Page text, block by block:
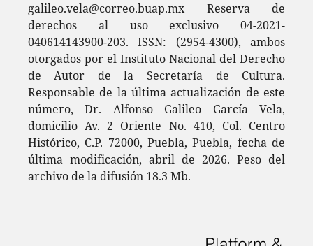
galileo.vela@correo.buap.mx Reserva de
derechos al uso exclusivo 04-2021-
040614143900-203. ISSN: (2954-4300), ambos
otorgados por el Instituto Nacional del Derecho
de Autor de la Secretaría de Cultura.
Responsable de la última actualización de este
número, Dr. Alfonso Galileo García Vela,
domicilio Av. 2 Oriente No. 410, Col. Centro
Histórico, C.P. 72000, Puebla, Puebla, fecha de
última modificación, abril de 2026. Peso del
archivo de la difusión 18.3 Mb.